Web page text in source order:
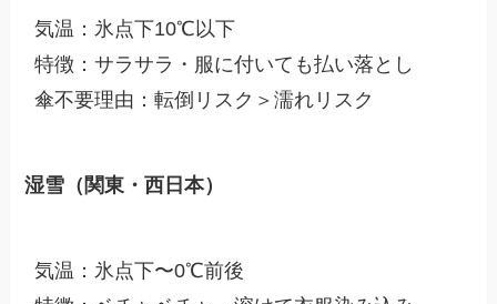
気温：氷点下10℃以下
特徴：サラサラ・服に付いても払い落とし
傘不要理由：転倒リスク＞濡れリスク
湿雪（関東・西日本）
気温：氷点下〜0℃前後